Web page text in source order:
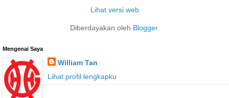
Lihat versi web
Diberdayakan oleh Blogger.
Mengenai Saya
William Tan
Lihat profil lengkapku